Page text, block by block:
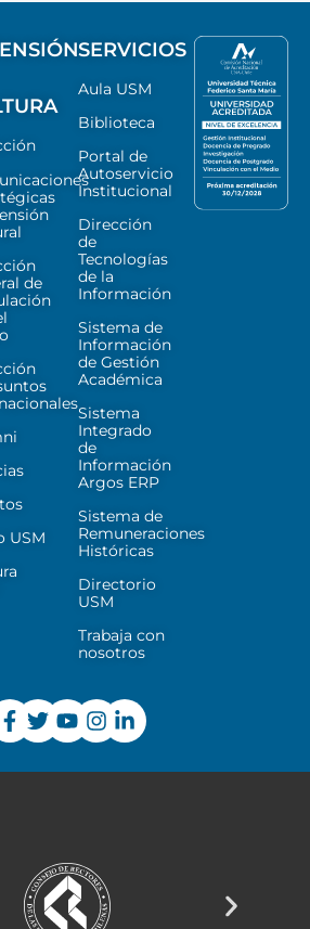
de
USM
SERVICIOS
Aula USM
Biblioteca
Portal de
Autoservicio
Institucional
Dirección
de
Tecnologías
de la
Información
Sistema de
Información
de Gestión
Académica
Sistema
Integrado
de
Información
Argos ERP
Sistema de
Remuneraciones
Históricas
Directorio
USM
Trabaja con
nosotros